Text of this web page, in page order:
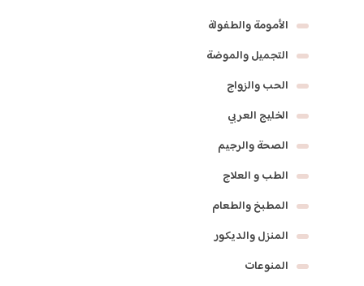
الأمومة والطفولة
التجميل والموضة
الحب والزواج
الخليج العربي
الصحة والرجيم
الطب و العلاج
المطبخ والطعام
المنزل والديكور
المنوعات